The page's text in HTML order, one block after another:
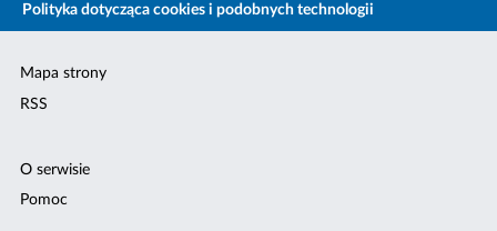
Polityka dotycząca cookies i podobnych technologii
Mapa strony
RSS
O serwisie
Pomoc